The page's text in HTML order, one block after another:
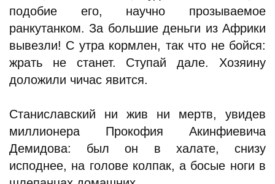
подобие его, научно прозываемое
ранкутанком. За большие деньги из Африки
вывезли! С утра кормлен, так что не бойся:
жрать не станет. Ступай дале. Хозяину
доложили чичас явится.
Станиславский ни жив ни мертв, увидев
миллионера Прокофия Акинфиевича
Демидова: был он в халате, снизу
исподнее, на голове колпак, а босые ноги в